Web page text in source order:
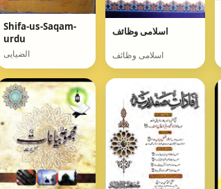
Shifa-us-Saqam-
urdu
الضیایی
اسلامی وظائف
اسلامی وظائف